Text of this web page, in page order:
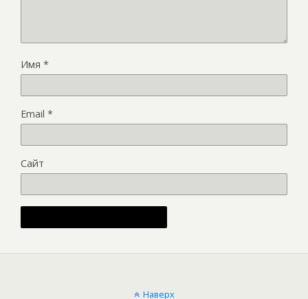
Имя *
Email *
Сайт
Наверх